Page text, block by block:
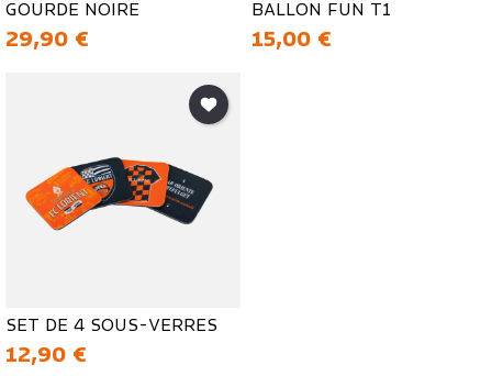
GOURDE NOIRE
Prix
29,90 €
BALLON FUN T1
Prix
15,00 €
SET DE 4 SOUS-VERRES
Prix
12,90 €